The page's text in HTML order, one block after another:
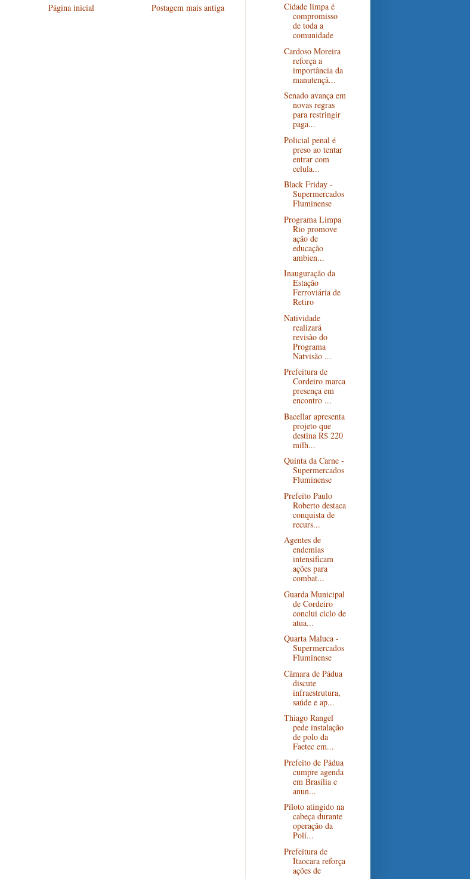
Postagem mais antiga
Página inicial
Cidade limpa é
compromisso
de toda a
comunidade
Cardoso Moreira
reforça a
importância da
manutençã...
Senado avança em
novas regras
para restringir
paga...
Policial penal é
preso ao tentar
entrar com
celula...
Black Friday -
Supermercados
Fluminense
Programa Limpa
Rio promove
ação de
educação
ambien...
Inauguração da
Estação
Ferroviária de
Retiro
Natividade
realizará
revisão do
Programa
Natvisão ...
Prefeitura de
Cordeiro marca
presença em
encontro ...
Bacellar apresenta
projeto que
destina R$ 220
milh...
Quinta da Carne -
Supermercados
Fluminense
Prefeito Paulo
Roberto destaca
conquista de
recurs...
Agentes de
endemias
intensificam
ações para
combat...
Guarda Municipal
de Cordeiro
conclui ciclo de
atua...
Quarta Maluca -
Supermercados
Fluminense
Câmara de Pádua
discute
infraestrutura,
saúde e ap...
Thiago Rangel
pede instalação
de polo da
Faetec em...
Prefeito de Pádua
cumpre agenda
em Brasília e
anun...
Piloto atingido na
cabeça durante
operação da
Polí...
Prefeitura de
Itaocara reforça
ações de